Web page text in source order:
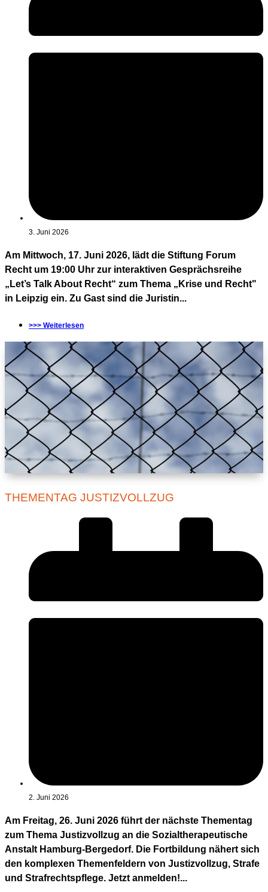
3. Juni 2026
Am Mittwoch, 17. Juni 2026, lädt die Stiftung Forum
Recht um 19:00 Uhr zur interaktiven Gesprächsreihe
„Let’s Talk About Recht“ zum Thema „Krise und Recht"
in Leipzig ein. Zu Gast sind die Juristin...
>>> Weiterlesen
THEMENTAG JUSTIZVOLLZUG
2. Juni 2026
Am Freitag, 26. Juni 2026 führt der nächste Thementag
zum Thema Justizvollzug an die Sozialtherapeutische
Anstalt Hamburg-Bergedorf. Die Fortbildung nähert sich
den komplexen Themenfeldern von Justizvollzug, Strafe
und Strafrechtspflege. Jetzt anmelden!...